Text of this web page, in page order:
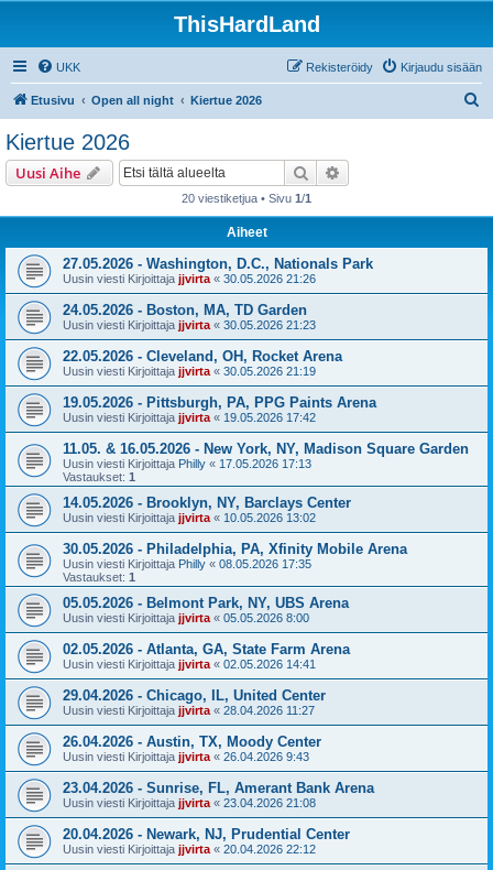
ThisHardLand
UKK Kirjaudu sisään
Rekisteröidy
Etusivu Open all night Kiertue 2026
Kiertue 2026
Uusi Aihe Etsi
20 viestiketjua • Sivu 1/1
Aiheet
27.05.2026 - Washington, D.C., Nationals Park
Uusin viesti Kirjoittaja jjvirta « 30.05.2026 21:26
24.05.2026 - Boston, MA, TD Garden
Uusin viesti Kirjoittaja jjvirta « 30.05.2026 21:23
22.05.2026 - Cleveland, OH, Rocket Arena
Uusin viesti Kirjoittaja jjvirta « 30.05.2026 21:19
19.05.2026 - Pittsburgh, PA, PPG Paints Arena
Uusin viesti Kirjoittaja jjvirta « 19.05.2026 17:42
11.05. & 16.05.2026 - New York, NY, Madison Square Garden
Uusin viesti Kirjoittaja Philly « 17.05.2026 17:13
Vastaukset: 1
14.05.2026 - Brooklyn, NY, Barclays Center
Uusin viesti Kirjoittaja jjvirta « 10.05.2026 13:02
30.05.2026 - Philadelphia, PA, Xfinity Mobile Arena
Uusin viesti Kirjoittaja Philly « 08.05.2026 17:35
Vastaukset: 1
05.05.2026 - Belmont Park, NY, UBS Arena
Uusin viesti Kirjoittaja jjvirta « 05.05.2026 8:00
02.05.2026 - Atlanta, GA, State Farm Arena
Uusin viesti Kirjoittaja jjvirta « 02.05.2026 14:41
29.04.2026 - Chicago, IL, United Center
Uusin viesti Kirjoittaja jjvirta « 28.04.2026 11:27
26.04.2026 - Austin, TX, Moody Center
Uusin viesti Kirjoittaja jjvirta « 26.04.2026 9:43
23.04.2026 - Sunrise, FL, Amerant Bank Arena
Uusin viesti Kirjoittaja jjvirta « 23.04.2026 21:08
20.04.2026 - Newark, NJ, Prudential Center
Uusin viesti Kirjoittaja jjvirta « 20.04.2026 22:12